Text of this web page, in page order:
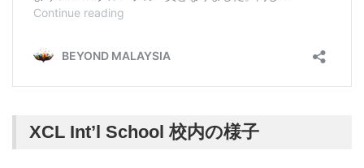
XCL Int’l School 校内の様子